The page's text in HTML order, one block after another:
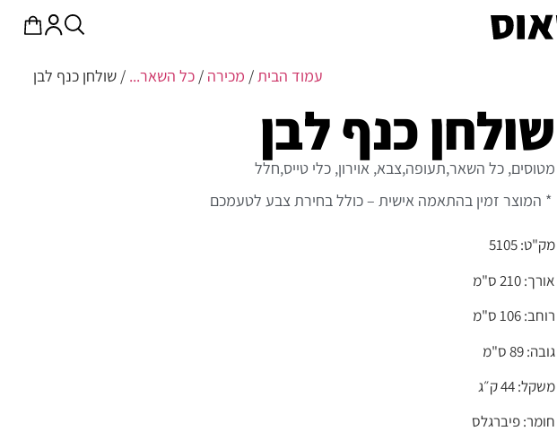
עמוד הבית/ מכירה /כל השאר... / שולחן כנף לבן
שולחן כנף לבן
מטוסים, כל השאר,תעופה,צבא, אוירון, כלי טייס,חלל
* המוצר זמין בהתאמה אישית – כולל בחירת צבע לטעמכם
מק"ט: 5105
אורך: 210 ס"מ
רוחב: 106 ס"מ
גובה: 89 ס"מ
משקל: 44 ק״ג
חומר: פיברגלס